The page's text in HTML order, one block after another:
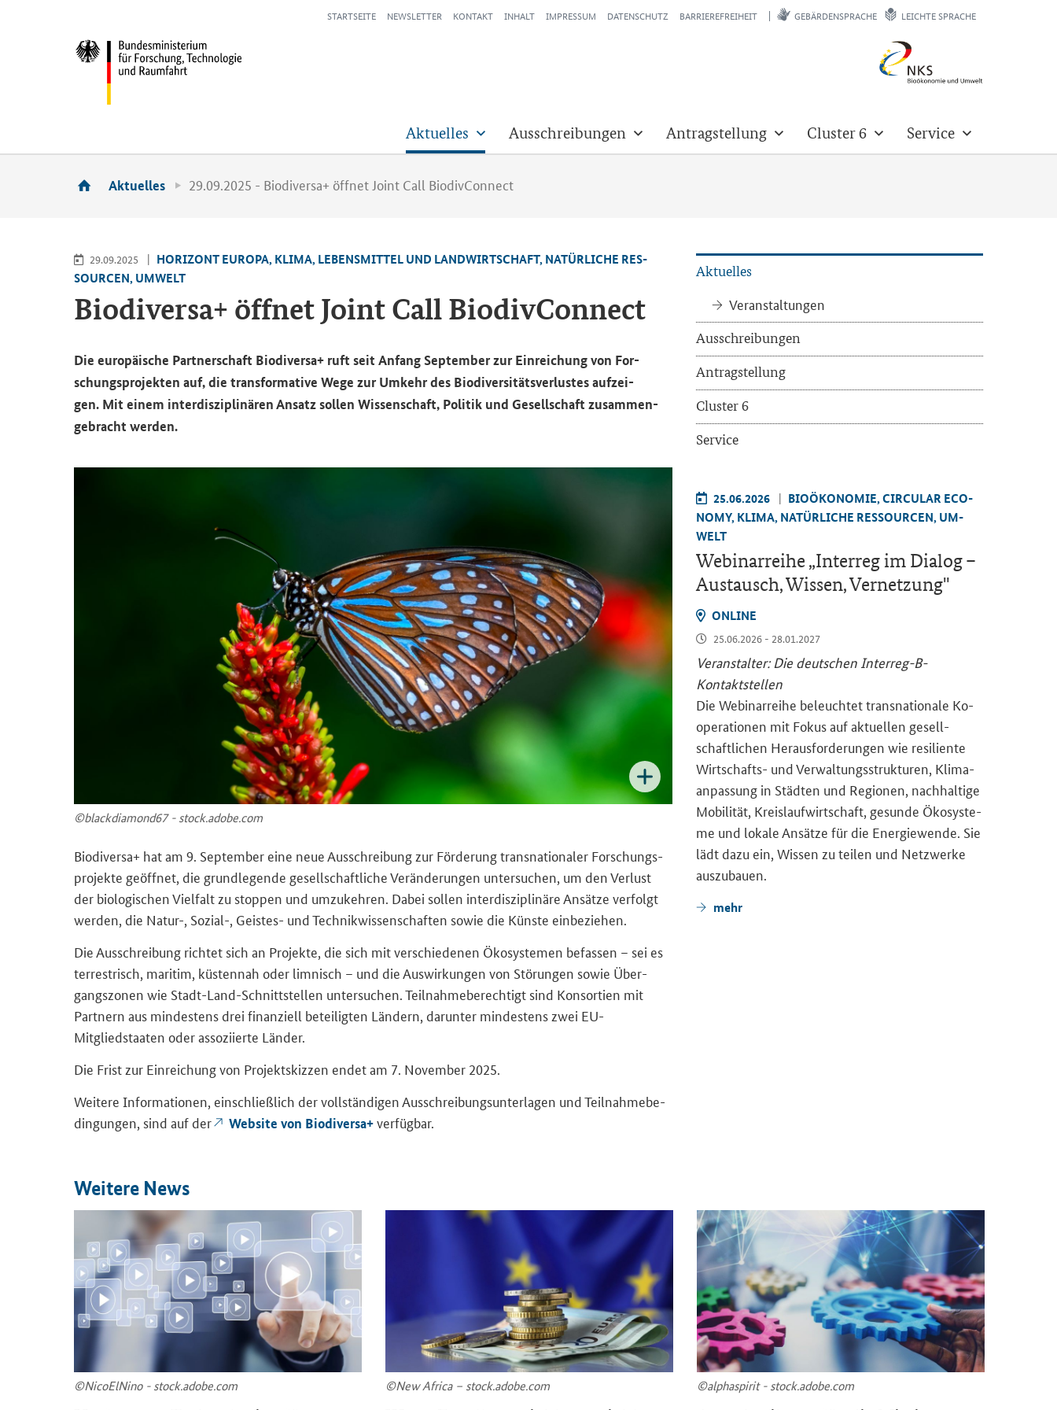
STARTSEITE NEWSLETTER KONTAKT INHALT IMPRESSUM DATENSCHUTZ BARRIEREFREIHEIT GEBÄRDENSPRACHE LEICHTE SPRACHE
Aktuelles Ausschreibungen Antragstellung Cluster 6 Service
Aktuelles 29.09.2025 - Biodiversa+ öffnet Joint Call BiodivConnect
29.09.2025
HO­RI­ZONT EU­RO­PA, KLIMA, LE­BENS­MIT­TEL UND LAND­WIRT­SCHAFT, NA­TÜR­LI­CHE RES­
SOUR­CEN, UM­WELT
Bio­di­ver­sa+ öff­netJoint Call BiodivConnect
Die eu­ro­päi­sche Part­ner­schaft Bio­di­ver­sa+ ruft seit An­fang Sep­tem­ber zur Ein­rei­chung von For­
schungs­pro­jek­ten auf, die trans­for­ma­ti­ve Wege zur Um­kehr des Bio­di­ver­si­täts­ver­lus­tes auf­zei­
gen. Mit einem in­ter­dis­zi­pli­nä­ren An­satz sol­len Wis­sen­schaft, Po­li­tik und Ge­sell­schaft zu­sam­men­
ge­bracht wer­den.
©blackdiamond67 - stock.adobe.com
Bio­di­ver­sa+ hat am 9. Sep­tem­ber eine neue Aus­schrei­bung zur För­de­rung trans­na­tio­na­ler For­schungs­
pro­jek­te ge­öff­net, die grund­le­gen­de ge­sell­schaft­li­che Ver­än­de­run­gen un­ter­su­chen, um den Ver­lust
der bio­lo­gi­schen Viel­falt zu stop­pen und um­zu­keh­ren. Dabei sol­len in­ter­dis­zi­pli­nä­re An­sät­ze ver­folgt
wer­den, die Natur-​, Sozial-​, Geistes-​ und Tech­nik­wis­sen­schaf­ten sowie die Küns­te ein­be­zie­hen.
Die Aus­schrei­bung rich­tet sich an Pro­jek­te, die sich mit ver­schie­de­nen Öko­sys­te­men be­fas­sen – sei es
ter­res­trisch, ma­ri­tim, küs­ten­nah oder lim­nisch – und die Aus­wir­kun­gen von Stö­run­gen sowie Über­
gangs­zo­nen wie Stadt-​Land-Schnittstellen un­ter­su­chen.Teil­nah­me­be­rech­tigt sind Kon­sor­ti­en mit
Part­nern aus min­des­tens drei fi­nan­zi­ell be­tei­lig­ten Län­dern, dar­un­ter min­des­tens zwei EU-​
Mitgliedstaaten oder as­so­zi­ier­te Län­der.
Die Frist zur Ein­rei­chung von Pro­jekt­skiz­zen endet am 7. No­vem­ber 2025.
Wei­te­re In­for­ma­tio­nen, ein­schließ­lich der voll­stän­di­gen Aus­schrei­bungs­un­ter­la­gen und Teil­nah­me­be­
din­gun­gen, sind auf der
Web­site von Bio­di­ver­sa+ver­füg­bar.
Ak­tu­el­les
Ver­an­stal­tun­gen
Aus­schrei­bun­gen
An­trag­stel­lung
Clus­ter 6
Ser­vice
25.06.2026
BIO­ÖKO­NO­MIE, CIR­CU­LAR ECO­
NO­MY, KLIMA, NA­TÜR­LI­CHE RES­SOUR­CEN, UM­
WELT
We­bi­nar­rei­he „Interregim Dia­log –
Aus­tausch, Wis­sen, Ver­net­zung"
ON­LINE
25.06.2026 - 28.01.2027
Ver­an­stal­ter: Die deut­schen Interreg-​B-
Kontaktstellen
Die We­bi­nar­rei­he be­leuch­tet trans­na­tio­na­le Ko­
ope­ra­tio­nen mit Fokus auf ak­tu­el­len ge­sell­
schaft­li­chen Her­aus­for­de­run­gen wie re­si­li­en­te
Wirtschafts-​ und Ver­wal­tungs­struk­tu­ren, Kli­ma­
an­pas­sung in Städ­ten und Re­gio­nen, nach­hal­ti­ge
Mo­bi­li­tät, Kreis­lauf­wirt­schaft, ge­sun­de Öko­sys­te­
me und lo­ka­le An­sät­ze für die En­er­gie­wen­de. Sie
lädt dazu ein, Wis­sen zu tei­len und Netz­wer­ke
aus­zu­bau­en.
mehr
Wei­te­re News
©Ni­co­ElNi­no - stock.adobe.com ©New Af­ri­ca – stock.adobe.com ©al­pha­spi­rit - stock.adobe.com